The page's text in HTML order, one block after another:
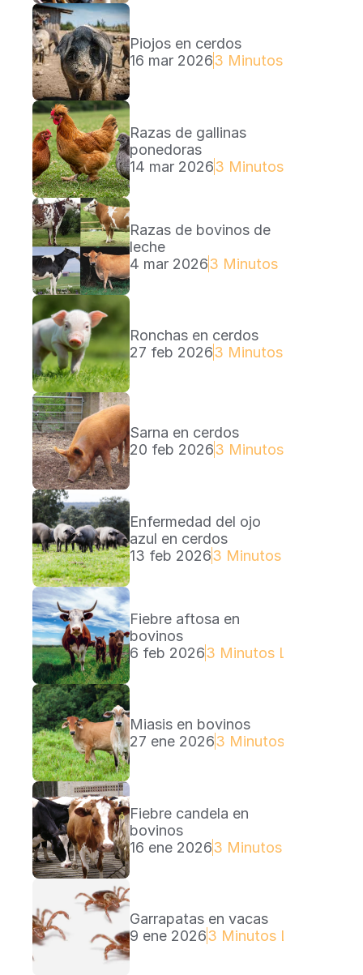
Piojos en cerdos
16 mar 20263 Minutos Lectura
Razas de gallinas
ponedoras
14 mar 20263 Minutos Lectura
Razas de bovinos de
leche
4 mar 20263 Minutos Lectura
Ronchas en cerdos
27 feb 20263 Minutos Lectura
Sarna en cerdos
20 feb 20263 Minutos Lectura
Enfermedad del ojo
azul en cerdos
13 feb 20263 Minutos Lectura
Fiebre aftosa en
bovinos
6 feb 20263 Minutos Lectura
Miasis en bovinos
27 ene 20263 Minutos Lectura
Fiebre candela en
bovinos
16 ene 20263 Minutos Lectura
Garrapatas en vacas
9 ene 20263 Minutos Lectura